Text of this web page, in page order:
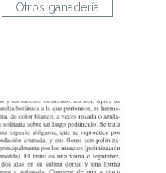
Otros ganadería
document